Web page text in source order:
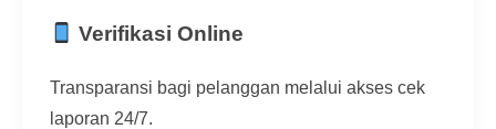
Verifikasi Online
Transparansi bagi pelanggan melalui akses cek
laporan 24/7.